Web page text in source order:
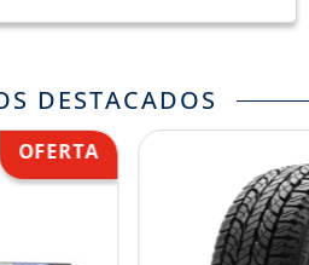
DESTACADOS